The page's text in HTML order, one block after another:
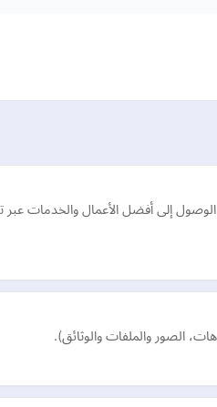
إلى أفضل الأعمال والخدمات عبر